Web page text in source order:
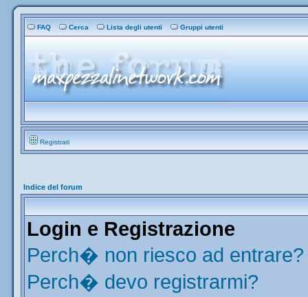
FAQ Cerca Lista degli utenti Gruppi utenti
Registrati
Indice del forum
Login e Registrazione
Perch� non riesco ad entrare?
Perch� devo registrarmi?